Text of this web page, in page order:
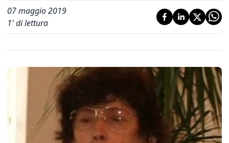
07 maggio 2019
1' di lettura